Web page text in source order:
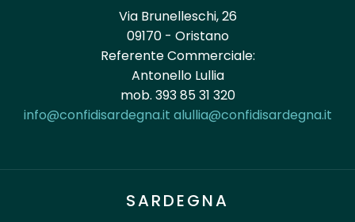
Via Brunelleschi, 26
09170 - Oristano
Referente Commerciale:
Antonello Lullia
mob. 393 85 31 320
info@confidisardegna.it alullia@confidisardegna.it
SARDEGNA